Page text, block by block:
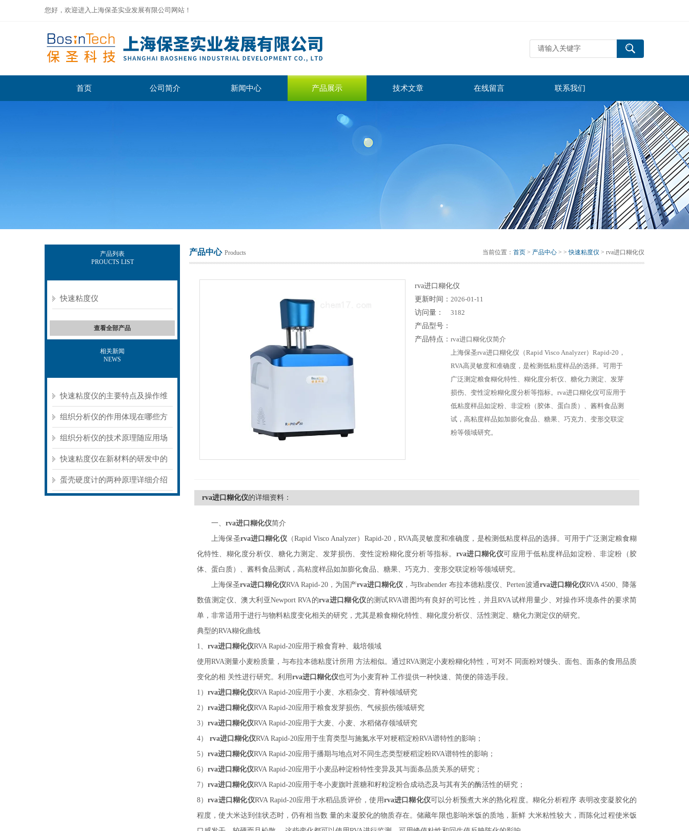
您好，欢迎进入上海保圣实业发展有限公司网站！
首页 公司简介 新闻中心 产品展示 技术文章 在线留言 联系我们
产品列表
PROUCTS LIST
快速粘度仪
查看全部产品
相关新闻
NEWS
快速粘度仪的主要特点及操作维
护方式
组织分析仪的作用体现在哪些方
面？
组织分析仪的技术原理随应用场
景不同存在明显差异
快速粘度仪在新材料的研发中的
应用
蛋壳硬度计的两种原理详细介绍
产品中心 Products 当前位置： 首页 > 产品中心 > >快速粘度仪 > rva进口糊化仪
rva进口糊化仪
更新时间： 2026-01-11
访问量：
3182
产品型号：
产品特点： rva进口糊化仪简介
上海保圣rva进口糊化仪（Rapid Visco Analyzer）Rapid-20，
RVA高灵敏度和准确度，是检测低粘度样品的选择。可用于
广泛测定粮食糊化特性、糊化度分析仪、糖化力测定、发芽
损伤、变性淀粉糊化度分析等指标。rva进口糊化仪可应用于
低粘度样品如淀粉、非淀粉（胶体、蛋白质）、酱料食品测
试，高粘度样品如加膨化食品、糖果、巧克力、变形交联淀
粉等领域研究。
rva进口糊化仪的详细资料：
一、 rva进口糊化仪简介
上海保圣rva进口糊化仪（Rapid Visco Analyzer）Rapid-20， RVA高灵敏度和准确度，是检测低粘度样品的选择。可用于广泛测定粮食糊
化特性、糊化度分析仪、糖化力测定、发芽损伤、变性淀粉糊化度分析等指标。 rva进口糊化仪可应用于低粘度样品如淀粉、非淀粉（胶
体、蛋白质）、酱料食品测试，高粘度样品如加膨化食品、糖果、巧克力、变形交联淀粉等领域研究。
上海保圣rva进口糊化仪RVA Rapid-20，为国产rva进口糊化仪，与Brabender 布拉本德粘度仪、Perten波通rva进口糊化仪RVA 4500、降落
数值测定仪、澳大利亚Newport RVA的rva进口糊化仪的测试RVA谱图均有良好的可比性，并且RVA试样用量少、对操作环境条件的要求简
单，非常适用于进行与物料粘度变化相关的研究，尤其是粮食糊化特性、糊化度分析仪、活性测定、糖化力测定仪的研究。
典型的RVA糊化曲线
1、 rva进口糊化仪RVA Rapid-20应用于粮食育种、栽培领域
使用RVA测量小麦粉质量，与布拉本德粘度计所用 方法相似。通过RVA测定小麦粉糊化特性，可对不 同面粉对馒头、面包、面条的食用品质
变化的相 关性进行研究。利用rva进口糊化仪也可为小麦育种 工作提供一种快速、简便的筛选手段。
1） rva进口糊化仪RVA Rapid-20应用于小麦、水稻杂交、育种领域研究
2） rva进口糊化仪RVA Rapid-20应用于粮食发芽损伤、气候损伤领域研究
3） rva进口糊化仪RVA Rapid-20应用于大麦、小麦、水稻储存领域研究
4） rva进口糊化仪RVA Rapid-20应用于生育类型与施氮水平对粳稻淀粉RVA谱特性的影响；
5） rva进口糊化仪RVA Rapid-20应用于播期与地点对不同生态类型粳稻淀粉RVA谱特性的影响；
6） rva进口糊化仪RVA Rapid-20应用于小麦品种淀粉特性变异及其与面条品质关系的研究；
7） rva进口糊化仪RVA Rapid-20应用于冬小麦旗叶蔗糖和籽粒淀粉合成动态及与其有关的酶活性的研究；
8）rva进口糊化仪RVA Rapid-20应用于水稻品质评价，使用rva进口糊化仪可以分析预煮大米的熟化程度。糊化分析程序 表明改变凝胶化的
程度，使大米达到佳状态时，仍有相当数 量的未凝胶化的物质存在。储藏年限也影响米饭的质地，新鲜 大米粘性较大，而陈化过程使米饭